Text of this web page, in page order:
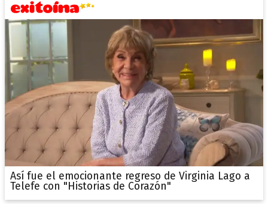
Así fue el emocionante regreso de Virginia Lago a
Telefe con "Historias de Corazón"